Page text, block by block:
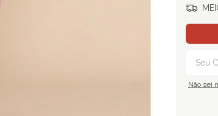
Não sei